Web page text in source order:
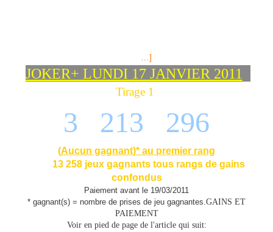
…]
JOKER+ LUNDI 17 JANVIER 2011
Tirage 1
3 213 296
(Aucun gagnant)* au premier rang
13 258 jeux gagnants tous rangs de gains
confondus
Paiement avant le 19/03/2011
* gagnant(s) = nombre de prises de jeu gagnantes.GAINS ET
PAIEMENT
Voir en pied de page de l'article qui suit: